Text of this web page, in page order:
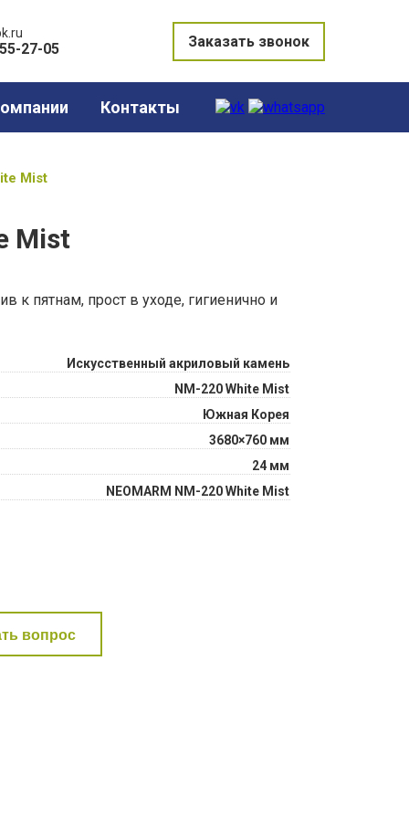
27-05 Заказать звонок
Контакты
Mist
Mist
к пятнам, прост в уходе, гигиенично и
Искусственный акриловый камень
NM-220 White Mist
Южная Корея
3680×760 мм
24 мм
NEOMARM NM-220 White Mist
вопрос